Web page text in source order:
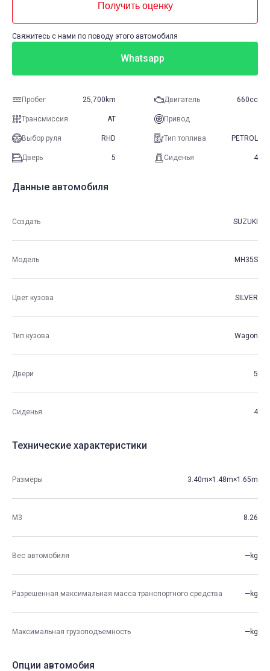
Получить оценку
Свяжитесь с нами по поводу этого автомобиля
Whatsapp
Пробег 25,700km Двигатель 660cc
Трансмиссия AT Привод
Выбор руля RHD Тип топлива PETROL
Дверь 5 Сиденья 4
Данные автомобиля
Создать SUZUKI
Модель MH35S
Цвет кузова SILVER
Тип кузова Wagon
Двери 5
Сиденья 4
Технические характеристики
Размеры 3.40m×1.48m×1.65m
М3 8.26
Вес автомобиля —kg
Разрешенная максимальная масса транспортного средства —kg
Максимальная грузоподъемность —kg
Опции автомобия